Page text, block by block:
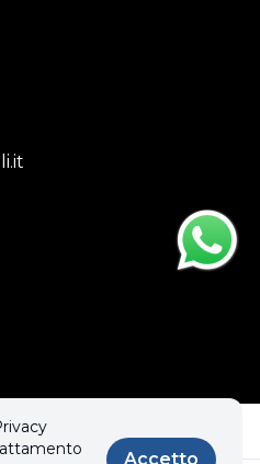
Accetto
& C. S.N.C.. Tutti i diritti riservati.
& Cookies policy